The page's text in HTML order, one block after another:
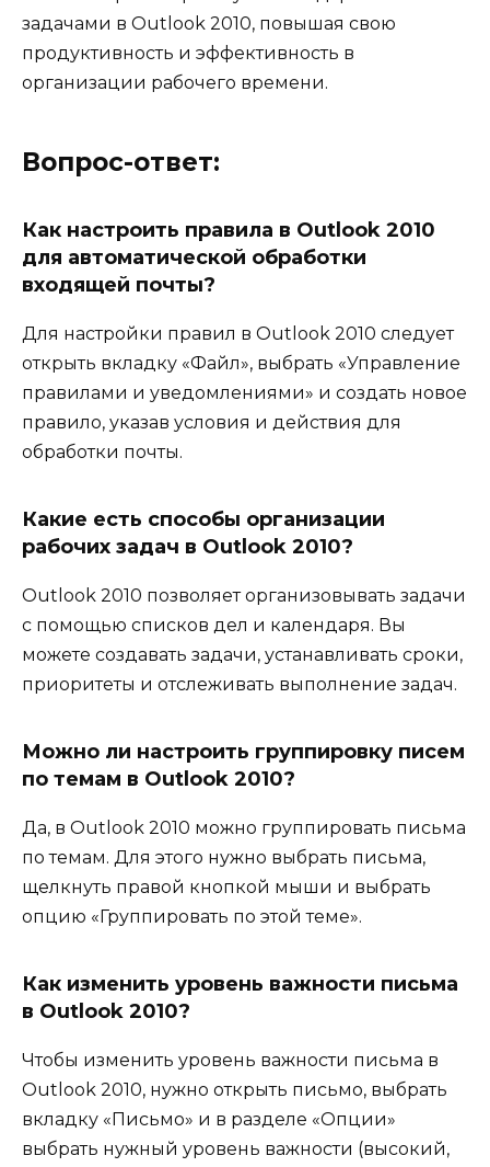
задачами в Outlook 2010, повышая свою
продуктивность и эффективность в
организации рабочего времени.
Вопрос-ответ:
Как настроить правила в Outlook 2010
для автоматической обработки
входящей почты?
Для настройки правил в Outlook 2010 следует
открыть вкладку «Файл», выбрать «Управление
правилами и уведомлениями» и создать новое
правило, указав условия и действия для
обработки почты.
Какие есть способы организации
рабочих задач в Outlook 2010?
Outlook 2010 позволяет организовывать задачи
с помощью списков дел и календаря. Вы
можете создавать задачи, устанавливать сроки,
приоритеты и отслеживать выполнение задач.
Можно ли настроить группировку писем
по темам в Outlook 2010?
Да, в Outlook 2010 можно группировать письма
по темам. Для этого нужно выбрать письма,
щелкнуть правой кнопкой мыши и выбрать
опцию «Группировать по этой теме».
Как изменить уровень важности письма
в Outlook 2010?
Чтобы изменить уровень важности письма в
Outlook 2010, нужно открыть письмо, выбрать
вкладку «Письмо» и в разделе «Опции»
выбрать нужный уровень важности (высокий,